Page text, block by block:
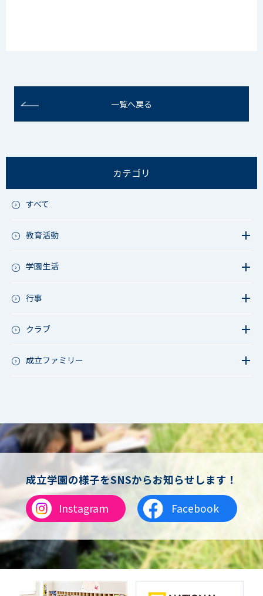
一覧へ戻る
カテゴリ
すべて
教育活動
教育活動（高校）
アース・プロジェクト
学園生活
今日の1枚～ｸﾗｽ&ｸﾗﾌﾞ編～
行事
成立祭（文化祭）
クラブ
軟式野球
女子バスケットボール
男女バスケットボール（中学）
男子バドミントン
女子バドミントン
チアリーディング
総合格闘技
合気道
女子テニス
男子バレーボール
体操
ダンス
英会話
音楽（コーラス）
成立ファミリー
成立学園の様子をSNSからお知らせします！
Instagram
Facebook